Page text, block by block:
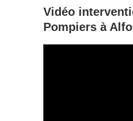
Vidéo
Pompiers à